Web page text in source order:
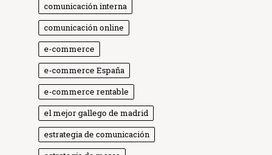
comunicación interna
comunicación online
e-commerce
e-commerce España
e-commerce rentable
el mejor gallego de madrid
estrategia de comunicación